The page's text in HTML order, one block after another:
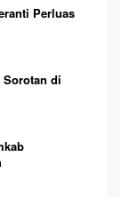
Perluas
Sorotan di